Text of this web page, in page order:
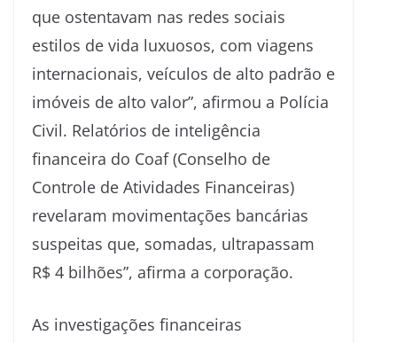
que ostentavam nas redes sociais
estilos de vida luxuosos, com viagens
internacionais, veículos de alto padrão e
imóveis de alto valor”, afirmou a Polícia
Civil. Relatórios de inteligência
financeira do Coaf (Conselho de
Controle de Atividades Financeiras)
revelaram movimentações bancárias
suspeitas que, somadas, ultrapassam
R$ 4 bilhões”, afirma a corporação.
As investigações financeiras